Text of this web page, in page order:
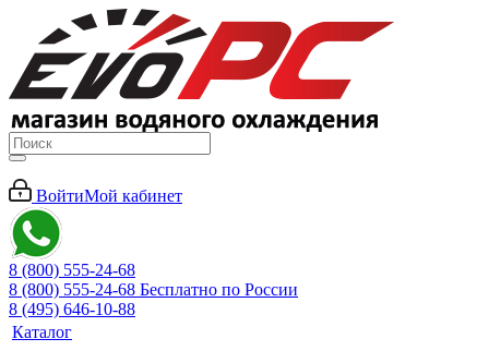
ВойтиМой кабинет
8 (800) 555-24-68
8 (800) 555-24-68 Бесплатно по России
8 (495) 646-10-88
Каталог